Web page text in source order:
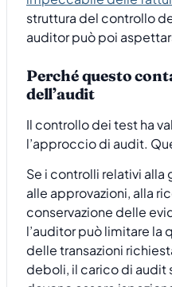
struttura del controllo
auditor può poi
Perché questo
dell’audit
Il controllo dei test ha
l’approccio di audit.
Se i controlli relativi
alle approvazioni, alla
conservazione delle
l’auditor può limitare la
delle transazioni
deboli, il carico di audit